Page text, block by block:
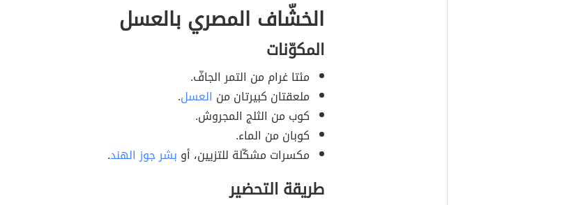
الخشّاف المصري بالعسل
المكوّنات
مئتا غرام من التمر الجافّ.
ملعقتان كبيرتان من العسل.
كوب من الثلج المجروش.
كوبان من الماء.
مكسرات مشكّلة للتزيين، أو بشر جوز الهند.
طريقة التحضير